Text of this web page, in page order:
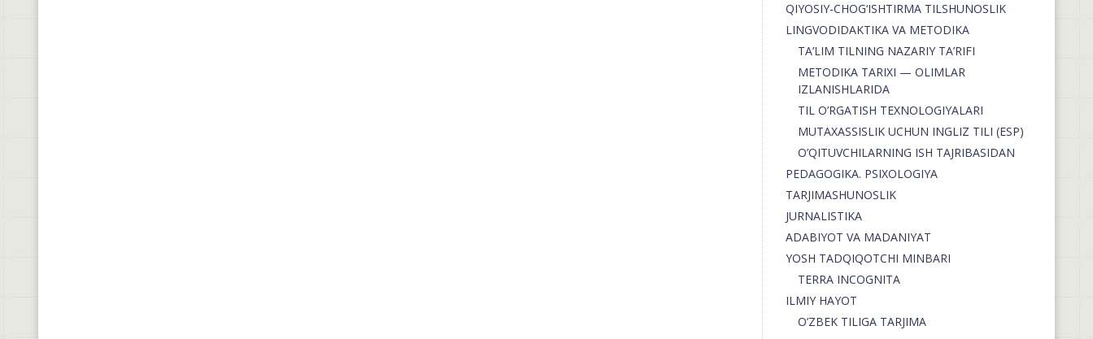
QIYOSIY-CHOG‘ISHTIRMA TILSHUNOSLIK
LINGVODIDAKTIKA VA METODIKA
TA’LIM TILNING NAZARIY TA’RIFI
METODIKA TARIXI — OLIMLAR
IZLANISHLARIDA
TIL O’RGATISH TEXNOLOGIYALARI
MUTAXASSISLIK UCHUN INGLIZ TILI (ESP)
O’QITUVCHILARNING ISH TAJRIBASIDAN
PEDAGOGIKA. PSIXOLOGIYA
TARJIMASHUNOSLIK
JURNALISTIKA
ADABIYOT VA MADANIYAT
YOSH TADQIQOTCHI MINBARI
TERRA INCOGNITA
ILMIY HAYOT
O’ZBEK TILIGA TARJIMA